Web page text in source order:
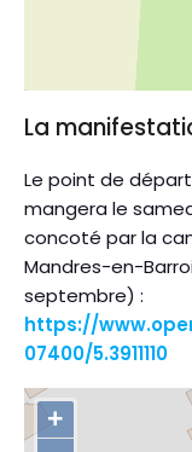
La
Le point de
mangera le
concoté par la
Mandres-en-
septembre) :
https://
07400/5.3911110
+